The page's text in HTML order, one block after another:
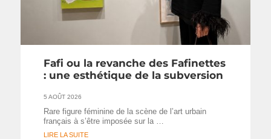
Fafi ou la revanche des Fafinettes
: une esthétique de la subversion
5 AOÛT 2026
Rare figure féminine de la scène de l’art urbain
français à s’être imposée sur la …
LIRE LA SUITE